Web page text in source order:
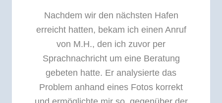
Nachdem wir den nächsten Hafen
erreicht hatten, bekam ich einen Anruf
von M.H., den ich zuvor per
Sprachnachricht um eine Beratung
gebeten hatte. Er analysierte das
Problem anhand eines Fotos korrekt